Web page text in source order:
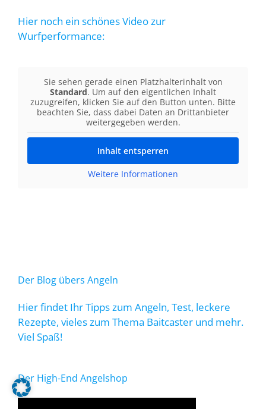
Hier noch ein schönes Video zur
Wurfperformance:
Sie sehen gerade einen Platzhalterinhalt von
Standard. Um auf den eigentlichen Inhalt
zuzugreifen, klicken Sie auf den Button unten. Bitte
beachten Sie, dass dabei Daten an Drittanbieter
weitergegeben werden.
Inhalt entsperren
Weitere Informationen
Der Blog übers Angeln
Hier findet Ihr Tipps zum Angeln, Test, leckere
Rezepte, vieles zum Thema Baitcaster und mehr.
Viel Spaß!
Der High-End Angelshop